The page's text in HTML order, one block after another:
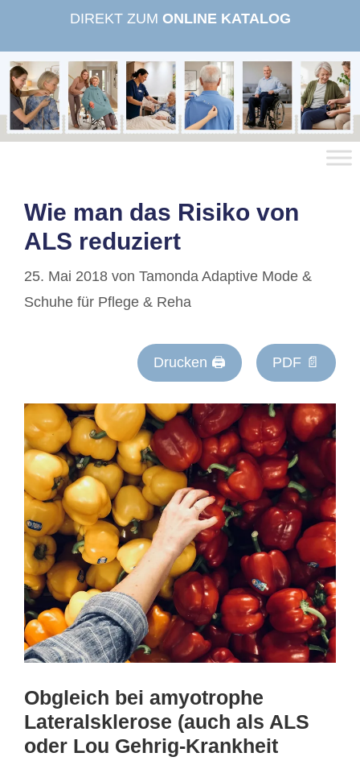
springen
DIREKT ZUM ONLINE KATALOG
Wie man das Risiko von
ALS reduziert
25. Mai 2018 von Tamonda Adaptive Mode &
Schuhe für Pflege & Reha
Drucken 🖨 PDF 📄
Obgleich bei amyotrophe
Lateralsklerose (auch als ALS
oder Lou Gehrig-Krankheit